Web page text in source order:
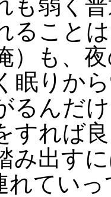
も弱く
ること
）も、
眠りか
るんだ
すれば
み出す
れてい